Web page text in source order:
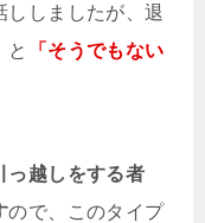
ししましたが、退
と
「そうでもない
っ越しをする者
ので、このタイプ